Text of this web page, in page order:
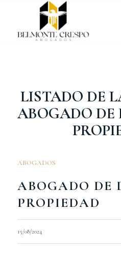
LISTADO DE
ABOGADO DE
ABOGADOS
ABOGADO DE
PROPIEDAD
15/08/2024